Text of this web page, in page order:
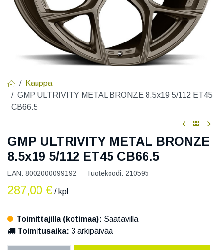
Kauppa
GMP ULTRIVITY METAL BRONZE 8.5x19 5/112 ET45
CB66.5
GMP ULTRIVITY METAL BRONZE
8.5x19 5/112 ET45 CB66.5
EAN: 8002000099192 Tuotekoodi: 210595
287,00 € / kpl
Toimittajilla (kotimaa): Saatavilla
Toimitusaika: 3 arkipäivää